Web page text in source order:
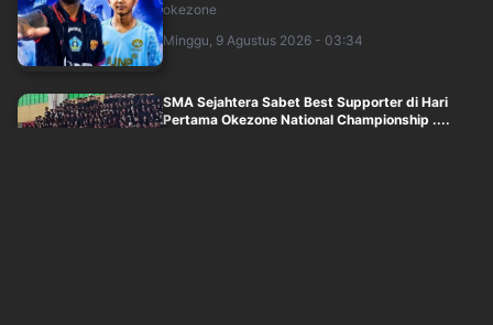
okezone
Minggu, 9 Agustus 2026 - 03:34
SMA Sejahtera Sabet Best Supporter di Hari
Pertama Okezone National Championship ....